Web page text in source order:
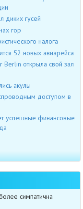
диких гусей
гор
налога
52 новых авиарейса
открыла свой зал
акулы
доступом в
успешные финансовые
симпатична